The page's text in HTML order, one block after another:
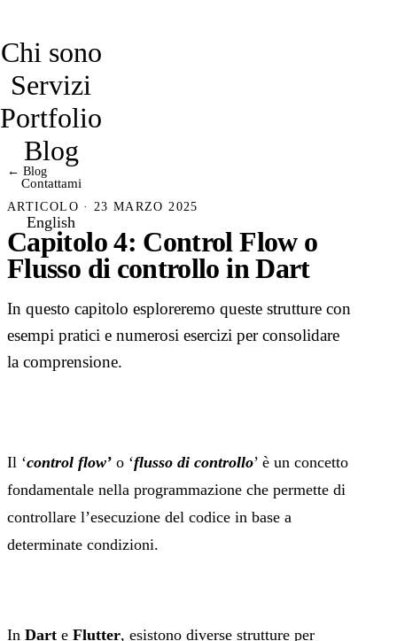
Chi sono
Servizi
Portfolio
Blog
Contattami
English
← Blog
ARTICOLO · 23 MARZO 2025
Capitolo 4: Control Flow o
Flusso di controllo in Dart
In questo capitolo esploreremo queste strutture con
esempi pratici e numerosi esercizi per consolidare
la comprensione.
Il ‘control flow’ o ‘flusso di controllo’ è un concetto
fondamentale nella programmazione che permette di
controllare l’esecuzione del codice in base a
determinate condizioni.
In Dart e Flutter, esistono diverse strutture per